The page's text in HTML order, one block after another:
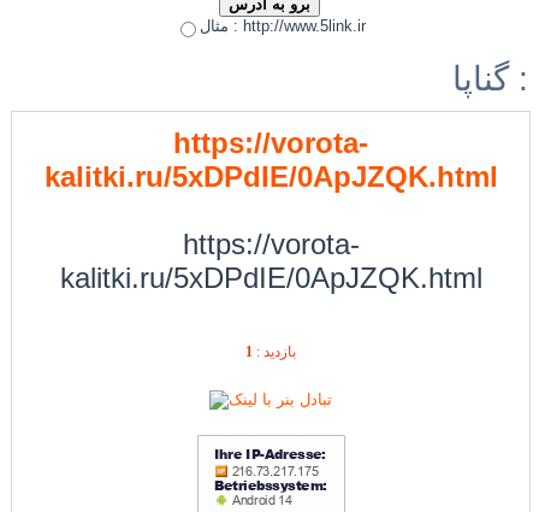
مثال : http://www.5link.ir
گناپا :
https://vorota-
kalitki.ru/5xDPdIE/0ApJZQK.html
https://vorota-
kalitki.ru/5xDPdIE/0ApJZQK.html
بازديد : 1